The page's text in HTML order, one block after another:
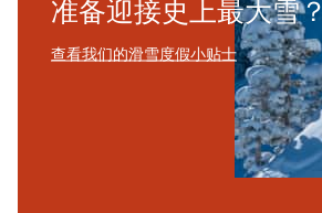
准备迎接史上最大雪？
查看我们的滑雪度假小贴士